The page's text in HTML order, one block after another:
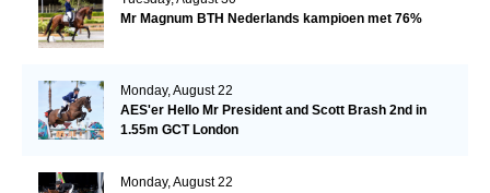
Mr Magnum BTH Nederlands kampioen met 76%
Monday, August 22
AES'er Hello Mr President and Scott Brash 2nd in
1.55m GCT London
Monday, August 22